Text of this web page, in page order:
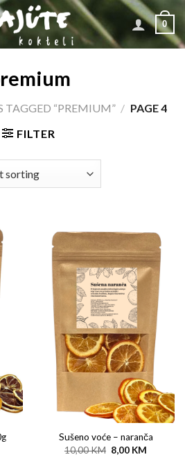
0
TAGGED “PREMIUM” / PAGE 4
FILTER
Sušeno voće – naranča
10,00KM 8,00 KM